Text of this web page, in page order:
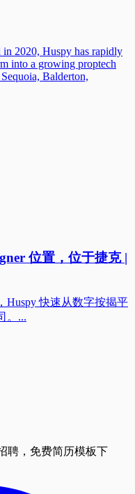
2020, Huspy has rapidly
into a growing proptech
Balderton,
位置，位于捷克 |
Huspy 快速从数字按揭平
。...
聘，免费简历模板下